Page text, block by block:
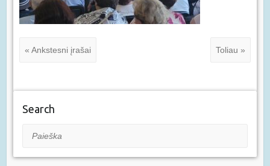
« Ankstesni įrašai Toliau »
Search
Paieška